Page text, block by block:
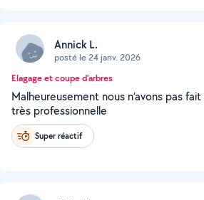
Annick L.
posté le 24 janv. 2026
Elagage et coupe d'arbres
Malheureusement nous n’avons pas
très professionnelle
Super réactif